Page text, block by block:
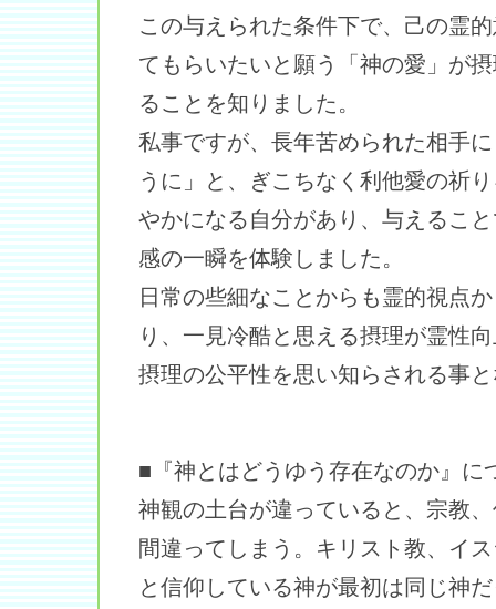
この与えられた条件下で、己の霊
てもらいたいと願う「神の愛」が
ることを知りました。
私事ですが、長年苦められた相手
うに」と、ぎこちなく利他愛の祈
やかになる自分があり、与えるこ
感の一瞬を体験しました。
日常の些細なことからも霊的視点
り、一見冷酷と思える摂理が霊性
摂理の公平性を思い知らされる事
■『神とはどうゆう存在なのか』に
神観の土台が違っていると、宗教
間違ってしまう。キリスト教、イ
と信仰している神が最初は同じ神